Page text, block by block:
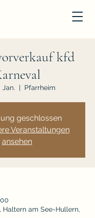
kfd
Jan.
  |
Pfarrheim
geschlossen
Veranstaltungen
ansehen
Haltern am See-Hullern,